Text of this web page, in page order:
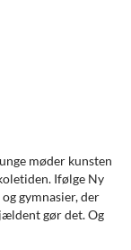
møder kunsten
Ifølge Ny
gymnasier, der
gør det. Og